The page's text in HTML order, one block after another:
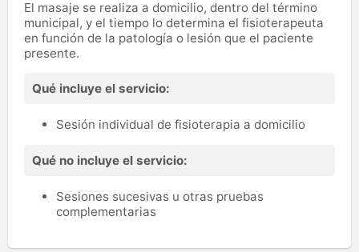
El masaje se realiza a domicilio, dentro del término
municipal, y el tiempo lo determina el fisioterapeuta
en función de la patología o lesión que el paciente
presente.
Qué incluye el servicio:
Sesión individual de fisioterapia a domicilio
Qué no incluye el servicio:
Sesiones sucesivas u otras pruebas
complementarias